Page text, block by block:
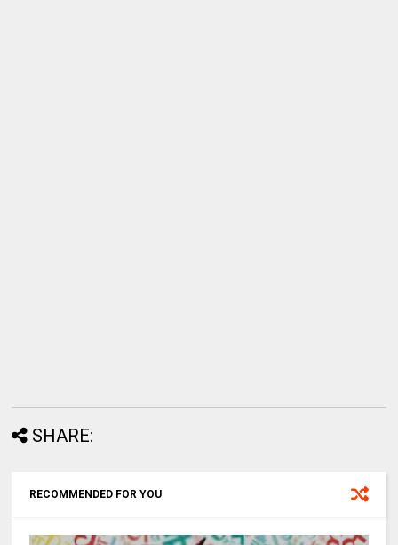
SHARE:
RECOMMENDED FOR YOU